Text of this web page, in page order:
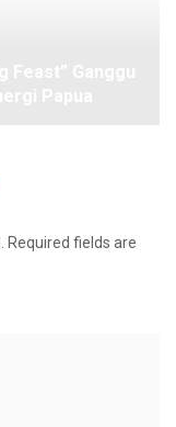
Required fields are